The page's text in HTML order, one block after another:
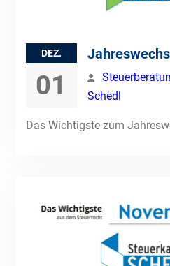
DEZ.
01
Schedl
Das Wichtigste zum